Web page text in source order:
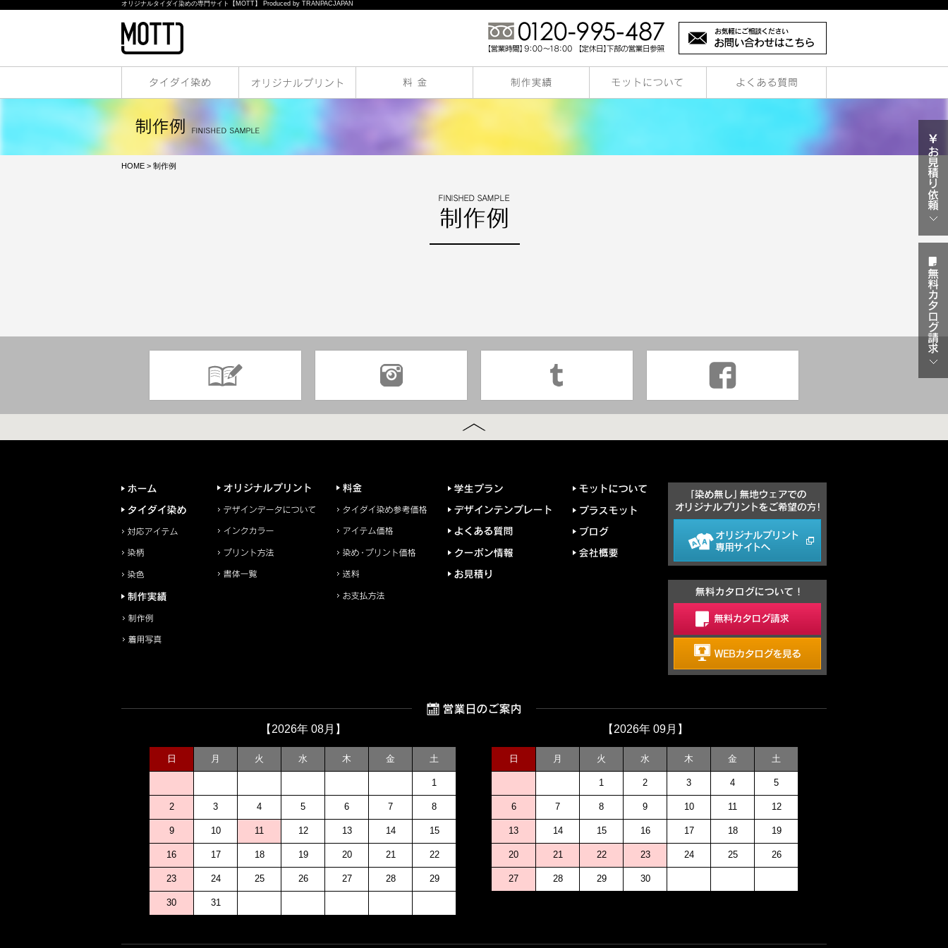
オリジナルタイダイ染めの専門サイト【MOTT】 Produced by TRANPACJAPAN
HOME > 制作例
【2026年 08月】
日 月 火 水 木 金 土
1
2 3 4 5 6 7 8
9 10 11 12 13 14 15
16 17 18 19 20 21 22
23 24 25 26 27 28 29
30 31
【2026年 09月】
日 月 火 水 木 金 土
1 2 3 4 5
6 7 8 9 10 11 12
13 14 15 16 17 18 19
20 21 22 23 24 25 26
27 28 29 30